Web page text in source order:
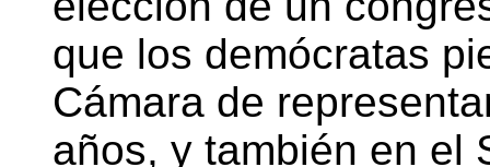
que los demócratas
Cámara de
años, y también en el